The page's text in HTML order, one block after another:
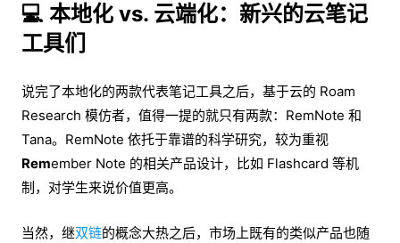
💻 本地化 vs. 云端化：新兴的云笔记
工具们
说完了本地化的两款代表笔记工具之后，基于云的 Roam
Research 模仿者，值得一提的就只有两款：RemNote 和
Tana。RemNote 依托于靠谱的科学研究，较为重视
Remember Note 的相关产品设计，比如 Flashcard 等机
制，对学生来说价值更高。
当然，继双链的概念大热之后，市场上既有的类似产品也随